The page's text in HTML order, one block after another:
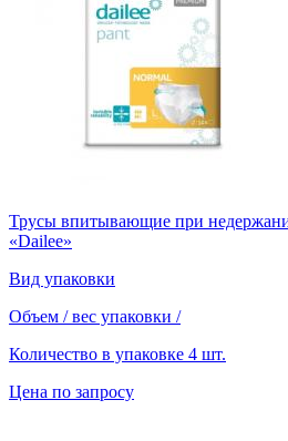
Трусы впитывающие при
«Dailee»
Вид упаковки
Объем / вес упаковки /
Количество в упаковке 4 шт.
Цена по запросу